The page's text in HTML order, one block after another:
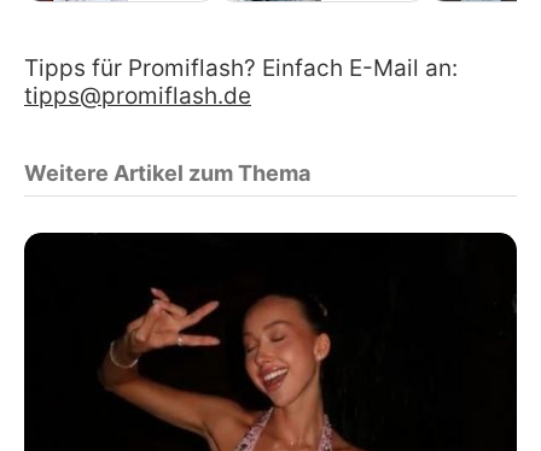
Tipps für Promiflash? Einfach E-Mail an:
tipps@promiflash.de
Weitere Artikel zum Thema